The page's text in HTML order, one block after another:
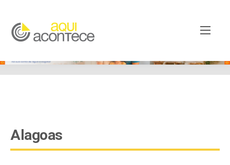
googleb82de9a22cec23e8.html
Alagoas